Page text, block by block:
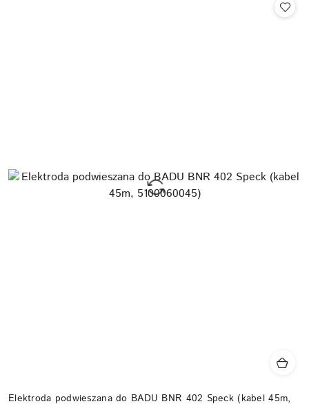
Elektroda podwieszana do BADU BNR 402 Speck (kabel 45m,